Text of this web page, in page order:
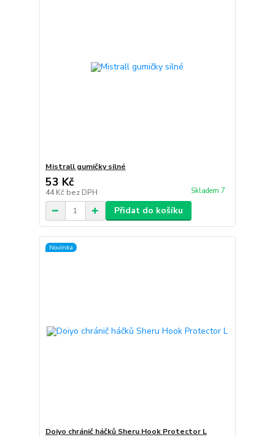
Mistrall gumičky silné
53 Kč
44 Kč bez DPH Skladem 7
Přidat do košíku
Novinka
Doiyo chránič háčků Sheru Hook Protector L